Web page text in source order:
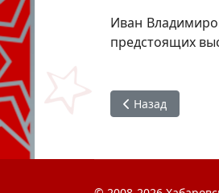
Иван
предстоящих
Предыдущий:
Назад